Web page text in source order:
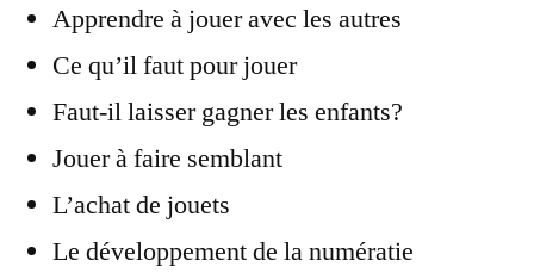
Apprendre à jouer avec les autres
Ce qu’il faut pour jouer
Faut-il laisser gagner les enfants?
Jouer à faire semblant
L’achat de jouets
Le développement de la numératie